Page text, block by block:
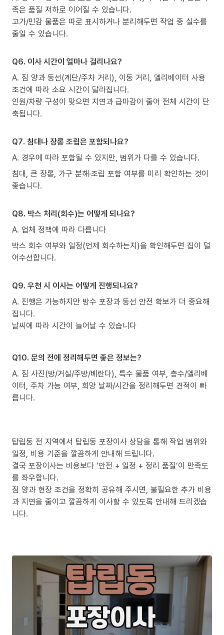
족은 품질 저하로 이어질 수 있습니다.
고가/민감 물품은 따로 표시하거나 분리해두면 작업 중 실수를
줄일 수 있습니다.
Q6. 이사 시간이 얼마나 걸리나요?
A. 짐 양과 동선(계단/주차 거리), 이동 거리, 엘리베이터 사용
조건에 따라 소요 시간이 달라집니다.
인원/차량 구성이 맞으면 지연과 급마감이 줄어 전체 시간이 단
축됩니다.
Q7. 침대나 장롱 조립은 포함되나요?
A. 경우에 따라 포함될 수 있지만, 범위가 다를 수 있습니다.
침대, 큰 장롱, 가구 분해·조립 포함 여부를 미리 확인하는 것이
좋습니다.
Q8. 박스 처리(회수)는 어떻게 되나요?
A. 업체 정책에 따라 다릅니다
박스 회수 여부와 일정(언제 회수하는지)을 확인해두면 집이 덜
어수선합니다.
Q9. 우천 시 이사는 어떻게 진행되나요?
A. 진행은 가능하지만 방수 포장과 동선 안전 확보가 더 중요해
집니다.
날씨에 따라 시간이 늘어날 수 있습니다
Q10. 문의 전에 정리해두면 좋은 정보는?
A. 짐 사진(방/거실/주방/베란다), 특수 물품 여부, 층수/엘리베
이터, 주차 가능 여부, 희망 날짜/시간을 정리해두면 견적이 빠
릅니다.
탑립동 전 지역에서 탑립동 포장이사 상담을 통해 작업 범위와
일정, 비용 기준을 깔끔하게 안내해 드립니다.
결국 포장이사는 비용보다 ‘안전 + 일정 + 정리 품질’이 만족도
를 좌우합니다.
짐 양과 현장 조건을 정확히 공유해 주시면, 불필요한 추가 비용
과 지연을 줄이고 깔끔하게 이사할 수 있도록 안내해 드리겠습
니다.